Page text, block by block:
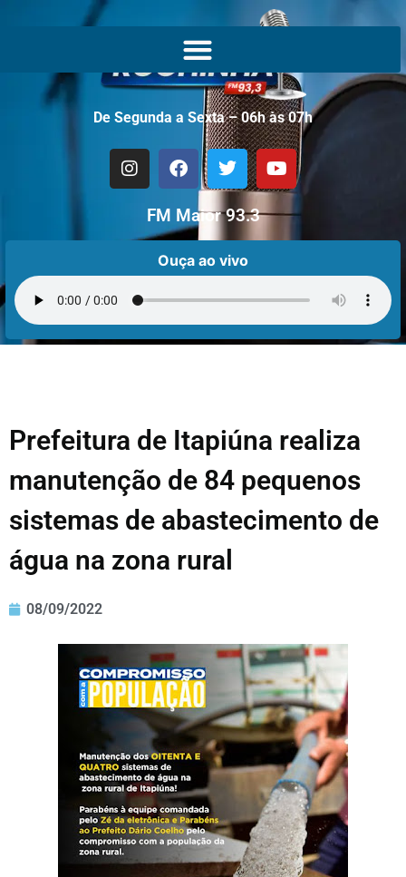
De Segunda a Sexta – 06h às 07h
FM Maior 93.3
Ouça ao vivo
Prefeitura de Itapiúna realiza
manutenção de 84 pequenos
sistemas de abastecimento de
água na zona rural
08/09/2022